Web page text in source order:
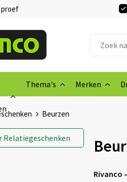
Thema's Merken
Beurzen
Relatiegeschenken
Rivanco